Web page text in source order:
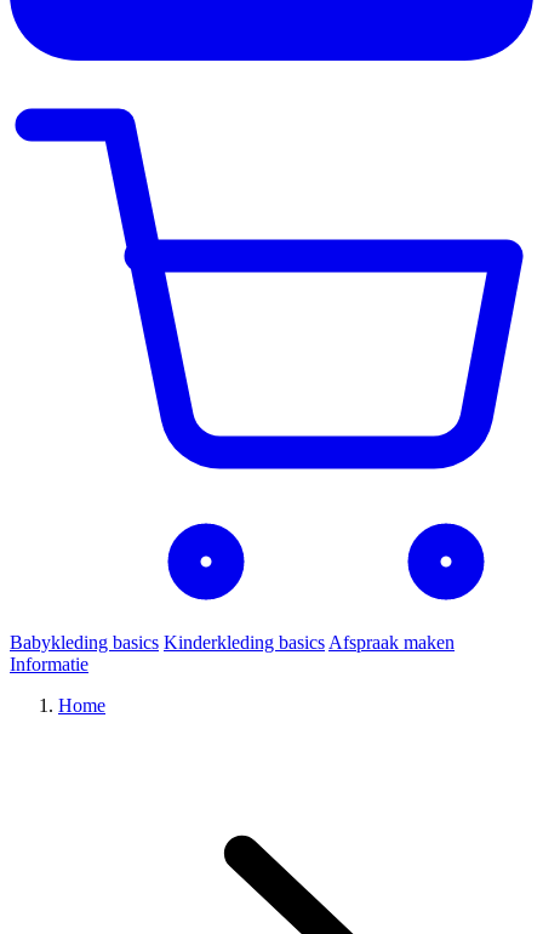
Babykleding basics Kinderkleding basics Afspraak maken
Informatie
Home